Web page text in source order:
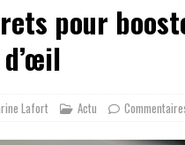
pour
Lafort Actu